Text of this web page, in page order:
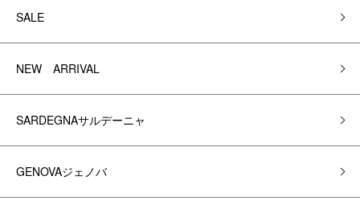
SALE
NEW ARRIVAL
SARDEGNAサルデーニャ
GENOVAジェノバ